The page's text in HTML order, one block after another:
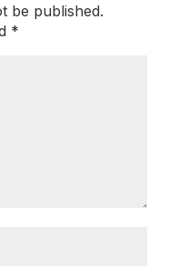
be published.
*